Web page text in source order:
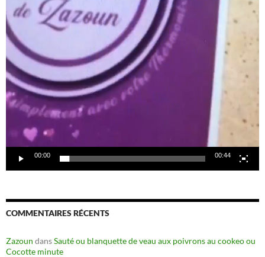
00:00 00:44
COMMENTAIRES RÉCENTS
Zazoun dansSauté ou blanquette de veau aux poivrons au cookeo ou
Cocotte minute